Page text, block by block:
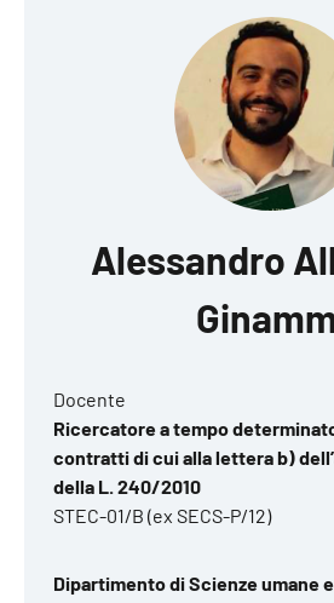
Alessandro
Docente
Ricercatore a tempo
contratti di cui alla lettera b)
della L. 240/2010
STEC-01/B (ex SECS-P/12)
Dipartimento di Scienze umane